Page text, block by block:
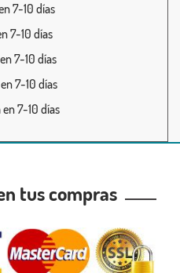
7-10 días
7-10 días
7-10 días
7-10 días
7-10 días
tus compras